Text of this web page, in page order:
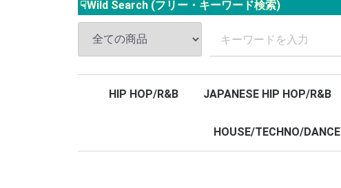
☟Wild Search (フリー・キーワード検索)
HIP HOP/R&B JAPANESE HIP HOP/R&B
HOUSE/TECHNO/DANCE